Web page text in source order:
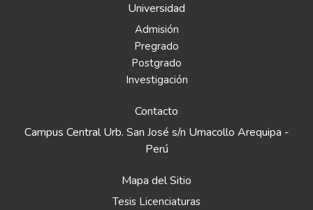
Universidad
Admisión
Pregrado
Postgrado
Investigación
Contacto
Campus Central Urb. San José s/n Umacollo Arequipa -
Perú
Mapa del Sitio
Tesis Licenciaturas